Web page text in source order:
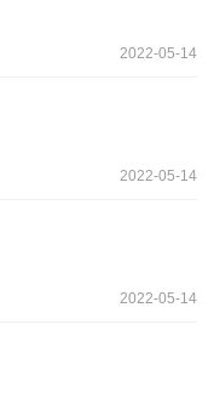
2022-05-14
2022-05-14
2022-05-14